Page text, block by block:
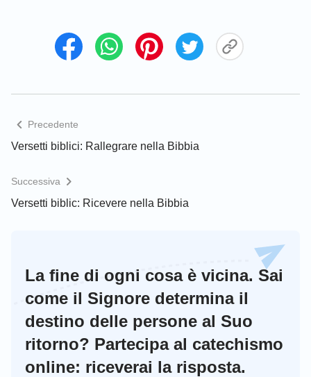
avrà udito, e vi annunzierà le cose a venire”
(Giovanni 16:12-13).
“Non chiunque Mi dice: Signore, Signore, entrerà
nel Regno dei Cieli, ma chi fa la volontà del Padre
Precedente
Versetti biblici: Rallegrare nella Bibbia
Successiva
Versetti biblic: Ricevere nella Bibbia
La fine di ogni cosa è vicina. Sai
come il Signore determina il
destino delle persone al Suo
ritorno? Partecipa al catechismo
online: riceverai la risposta.